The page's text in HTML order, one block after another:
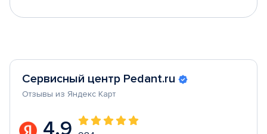
Сервисный центр Pedant.ru
Отзывы из Яндекс Карт
4.9